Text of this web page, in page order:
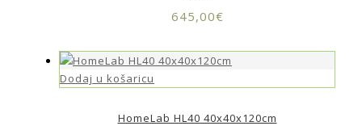
645,00€
Dodaj u košaricu
HomeLab HL40 40x40x120cm